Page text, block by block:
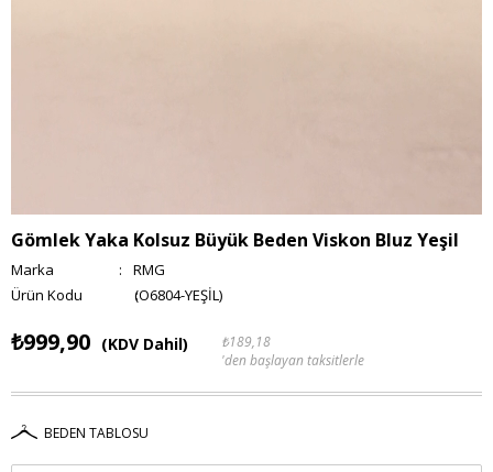
Gömlek Yaka Kolsuz Büyük Beden Viskon Bluz Yeşil
Marka :
RMG
(O6804-YEŞİL)
₺999,90 (KDV Dahil)
₺189,18
'den başlayan taksitlerle
BEDEN TABLOSU